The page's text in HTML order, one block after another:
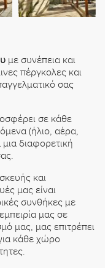
με συνέπεια και
πέργκολες και
σας
σε κάθε
(ήλιο, αέρα,
διαφορετική
και
μας είναι
συνθήκες με
μας σε
μας, μας επιτρέπει
κάθε χώρο